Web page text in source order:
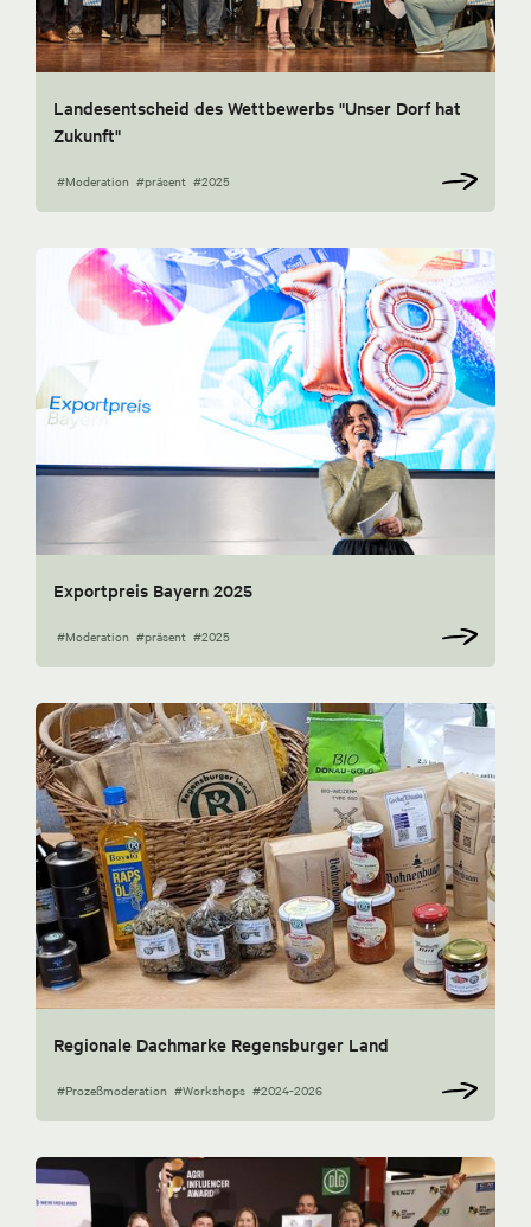
Landesentscheid des Wettbewerbs "Unser Dorf hat
Zukunft"
#Moderation #präsent #2025
Exportpreis Bayern 2025
#Moderation #präsent #2025
Regionale Dachmarke Regensburger Land
#Prozeßmoderation #Workshops #2024-2026